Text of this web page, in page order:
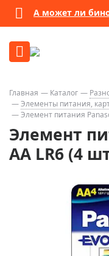
А может ли
Главная Каталог
Элементы питания,
Элемент питания
Элемент
AA LR6 (4